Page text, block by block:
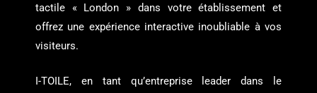
tactile « London » dans votre établissement et
offrez une expérience interactive inoubliable à vos
visiteurs.
I-TOILE, en tant qu’entreprise leader dans le